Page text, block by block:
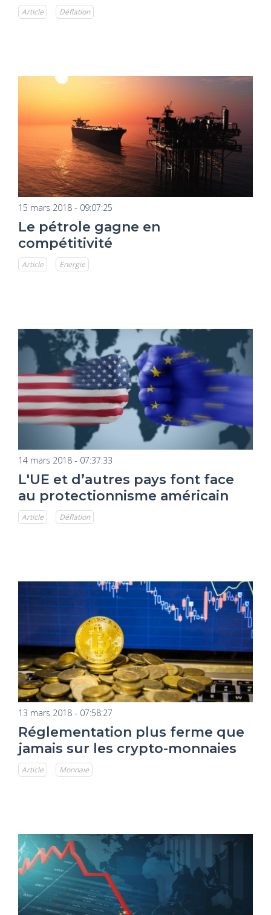
Article Déflation
15 mars 2018 - 09:07:25
Le pétrole gagne en
compétitivité
Article Energie
14 mars 2018 - 07:37:33
L'UE et d’autres pays font face
au protectionnisme américain
Article Déflation
13 mars 2018 - 07:58:27
Réglementation plus ferme que
jamais sur les crypto-monnaies
Article Monnaie